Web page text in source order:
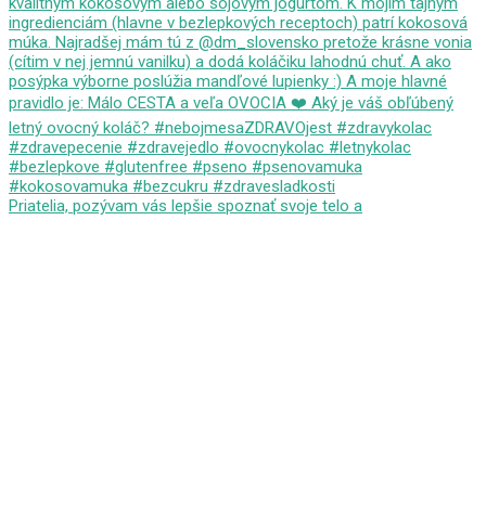
Priatelia, pozývam vás lepšie spoznať svoje telo a